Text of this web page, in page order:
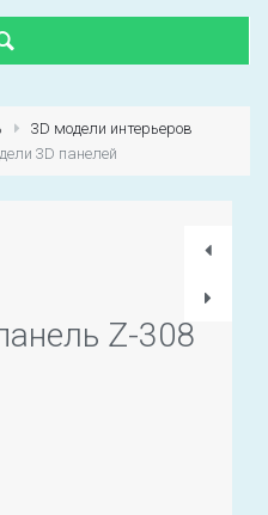
3D модели интерьеров
3D панелей
Z-308